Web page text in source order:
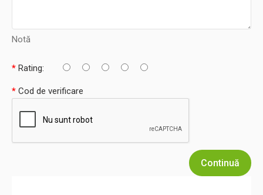
Notă
Rating:
Cod de verificare
Continuă